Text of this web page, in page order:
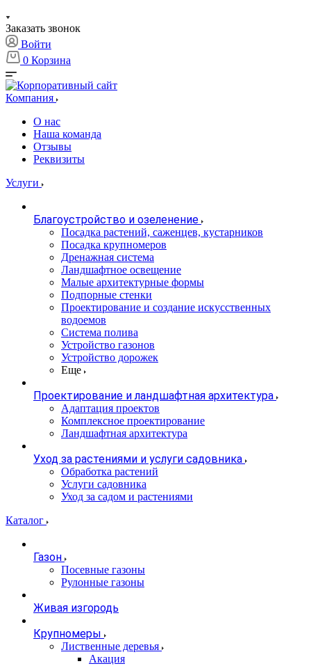
Заказать звонок
Войти
0 Корзина
Компания
О нас
Наша команда
Отзывы
Реквизиты
Услуги
Благоустройство и озеленение
Посадка растений, саженцев, кустарников
Посадка крупномеров
Дренажная система
Ландшафтное освещение
Малые архитектурные формы
Подпорные стенки
Проектирование и создание искусственных
водоемов
Система полива
Устройство газонов
Устройство дорожек
Еще
Проектирование и ландшафтная архитектура
Адаптация проектов
Комплексное проектирование
Ландшафтная архитектура
Уход за растениями и услуги садовника
Обработка растений
Услуги садовника
Уход за садом и растениями
Каталог
Газон
Посевные газоны
Рулонные газоны
Живая изгородь
Крупномеры
Лиственные деревья
Акация